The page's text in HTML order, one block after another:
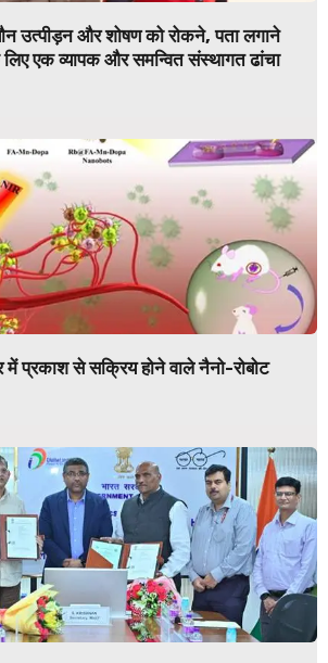
उत्पीड़न और शोषण को रोकने, पता लगाने
एक व्यापक और समन्वित संस्थागत ढांचा
प्रकाश से सक्रिय होने वाले नैनो-रोबोट